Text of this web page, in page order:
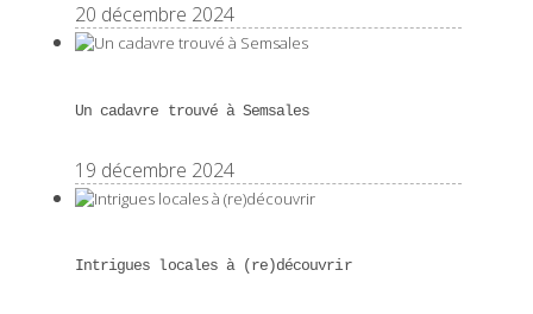
20 décembre 2024
Un cadavre trouvé à Semsales
19 décembre 2024
Intrigues locales à (re)découvrir